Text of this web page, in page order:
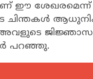
ഈ
പറഞ്ഞു.